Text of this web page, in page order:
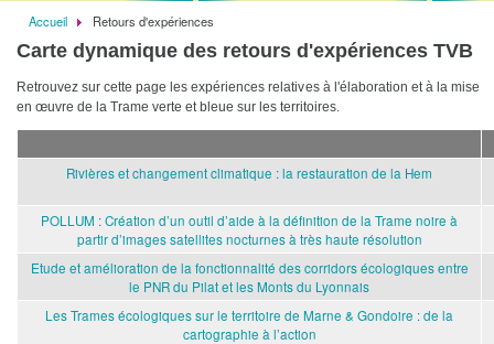
Fil
d'Ariane
Accueil Retours d'expériences
Carte dynamique des retours d'expériences TVB
Retrouvez sur cette page les expériences relatives à l'élaboration et à la mise
en œuvre de la Trame verte et bleue sur les territoires.
Rivières et changement climatique : la restauration de la Hem
POLLUM : Création d’un outil d’aide à la définition de la Trame noire à
partir d’images satellites nocturnes à très haute résolution
Etude et amélioration de la fonctionnalité des corridors écologiques entre
le PNR du Pilat et les Monts du Lyonnais
Les Trames écologiques sur le territoire de Marne & Gondoire : de la
cartographie à l’action